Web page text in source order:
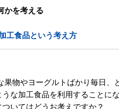
かを考える
工食品という考え方
果物やヨーグルトばかり毎日、
な加工食品を利用することに
いてはどうお考えですか？